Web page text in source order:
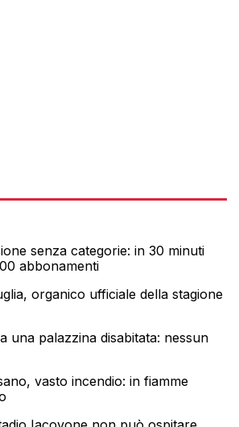
senza categorie: in 30 minuti
abbonamenti
organico ufficiale della stagione
una palazzina disabitata: nessun
vasto incendio: in fiamme